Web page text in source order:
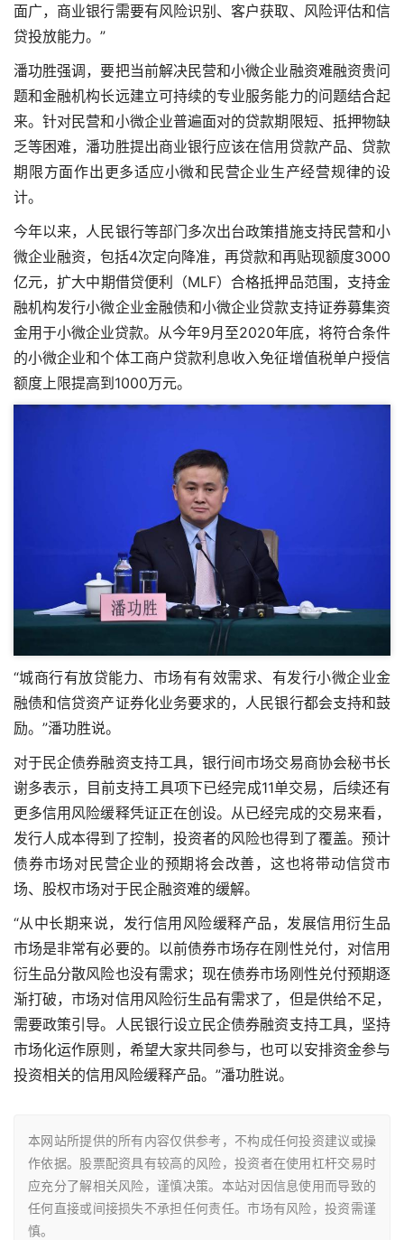
面广，商业银行需要有风险识别、客户获取、风险评估和信
贷投放能力。”
潘功胜强调，要把当前解决民营和小微企业融资难融资贵问
题和金融机构长远建立可持续的专业服务能力的问题结合起
来。针对民营和小微企业普遍面对的贷款期限短、抵押物缺
乏等困难，潘功胜提出商业银行应该在信用贷款产品、贷款
期限方面作出更多适应小微和民营企业生产经营规律的设
计。
今年以来，人民银行等部门多次出台政策措施支持民营和小
微企业融资，包括4次定向降准，再贷款和再贴现额度3000
亿元，扩大中期借贷便利（MLF）合格抵押品范围，支持金
融机构发行小微企业金融债和小微企业贷款支持证券募集资
金用于小微企业贷款。从今年9月至2020年底，将符合条件
的小微企业和个体工商户贷款利息收入免征增值税单户授信
额度上限提高到1000万元。
“城商行有放贷能力、市场有有效需求、有发行小微企业金
融债和信贷资产证券化业务要求的，人民银行都会支持和鼓
励。”潘功胜说。
对于民企债券融资支持工具，银行间市场交易商协会秘书长
谢多表示，目前支持工具项下已经完成11单交易，后续还有
更多信用风险缓释凭证正在创设。从已经完成的交易来看，
发行人成本得到了控制，投资者的风险也得到了覆盖。预计
债券市场对民营企业的预期将会改善，这也将带动信贷市
场、股权市场对于民企融资难的缓解。
“从中长期来说，发行信用风险缓释产品，发展信用衍生品
市场是非常有必要的。以前债券市场存在刚性兑付，对信用
衍生品分散风险也没有需求；现在债券市场刚性兑付预期逐
渐打破，市场对信用风险衍生品有需求了，但是供给不足，
需要政策引导。人民银行设立民企债券融资支持工具，坚持
市场化运作原则，希望大家共同参与，也可以安排资金参与
投资相关的信用风险缓释产品。”潘功胜说。
本网站所提供的所有内容仅供参考，不构成任何投资建议或操
作依据。股票配资具有较高的风险，投资者在使用杠杆交易时
应充分了解相关风险，谨慎决策。本站对因信息使用而导致的
任何直接或间接损失不承担任何责任。市场有风险，投资需谨
慎。